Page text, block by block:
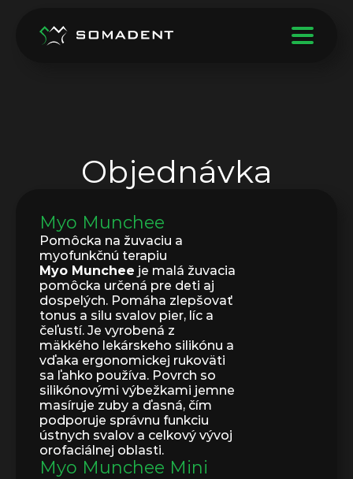
Objednávka
Myo Munchee
Pomôcka na žuvaciu a
myofunkčnú terapiu
Myo Munchee je malá žuvacia
pomôcka určená pre deti aj
dospelých. Pomáha zlepšovať
tonus a silu svalov pier, líc a
čeľustí. Je vyrobená z
mäkkého lekárskeho silikónu a
vďaka ergonomickej rukoväti
sa ľahko používa. Povrch so
silikónovými výbežkami jemne
masíruje zuby a ďasná, čím
podporuje správnu funkciu
ústnych svalov a celkový vývoj
orofaciálnej oblasti.
Myo Munchee Mini